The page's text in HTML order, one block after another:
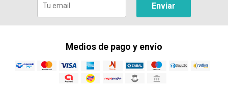
Enviar
Medios de pago y envío